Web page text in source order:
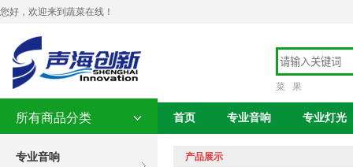
您好，欢迎来到蔬菜在线！
菜 果
所有商品分类
专业音响
首页 专业音响 专业灯光
产品展示